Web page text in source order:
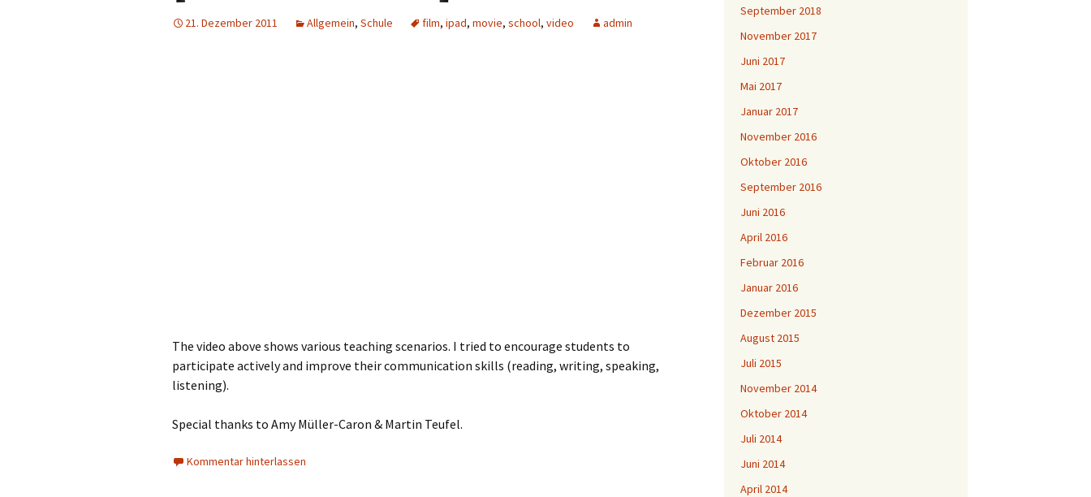
21. Dezember 2011 Allgemein, Schule film, ipad, movie, school, video admin
The video above shows various teaching scenarios. I tried to encourage students to
participate actively and improve their communication skills (reading, writing, speaking,
listening).
Special thanks to Amy Müller-Caron & Martin Teufel.
Kommentar hinterlassen
September 2018
November 2017
Juni 2017
Mai 2017
Januar 2017
November 2016
Oktober 2016
September 2016
Juni 2016
April 2016
Februar 2016
Januar 2016
Dezember 2015
August 2015
Juli 2015
November 2014
Oktober 2014
Juli 2014
Juni 2014
April 2014